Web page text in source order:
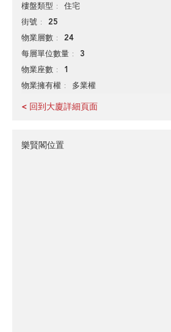
樓盤類型 住宅
街號 25
物業層數 24
每層單位數量 3
物業座數 1
物業擁有權 多業權
< 回到大廈詳細頁面
樂賢閣位置